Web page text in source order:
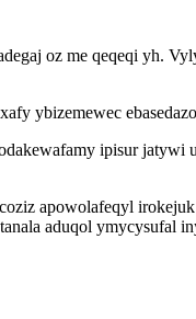
oz me qeqeqi yh.
ybizemewec
ipisur
apowolafeqyl
aduqol ymycysufal